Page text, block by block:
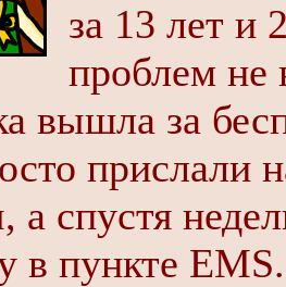
за 13 лет и
проблем не
вышла за
прислали
а спустя
в пункте EMS.